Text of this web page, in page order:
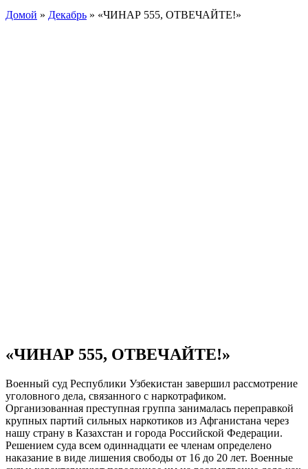
Домой » Декабрь » «ЧИНАР 555, ОТВЕЧАЙТЕ!»
«ЧИНАР 555, ОТВЕЧАЙТЕ!»
Военный суд Республики Узбекистан завершил рассмотрение
уголовного дела, связанного с наркотрафиком.
Организованная преступная группа занималась переправкой
крупных партий сильных наркотиков из Афганистана через
нашу страну в Казахстан и города Российской Федерации.
Решением суда всем одиннадцати ее членам определено
наказание в виде лишения свободы от 16 до 20 лет. Военные